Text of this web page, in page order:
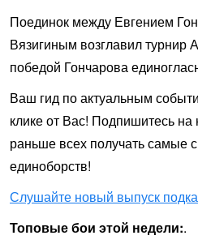
Поединок между Евгением
Вязигиным возглавил турнир
победой Гончарова
Ваш гид по актуальным
клике от Вас! Подпишитесь на
раньше всех получать самые
единоборств!
Слушайте новый выпуск
Топовые бои этой недели:.